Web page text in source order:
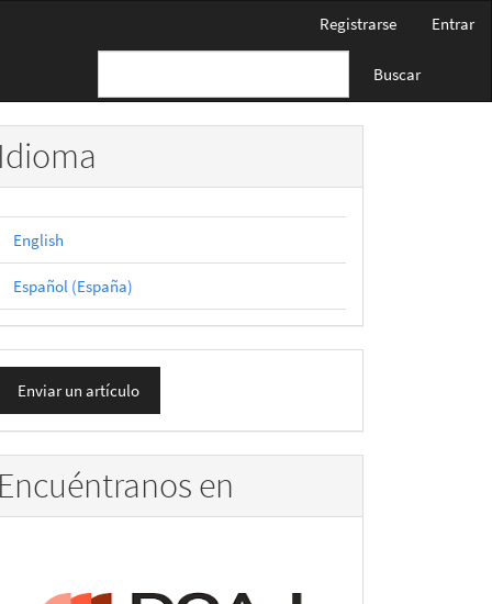
Registrarse Entrar
Buscar
Idioma
English
Español (España)
Enviar un artículo
Encuéntranos en